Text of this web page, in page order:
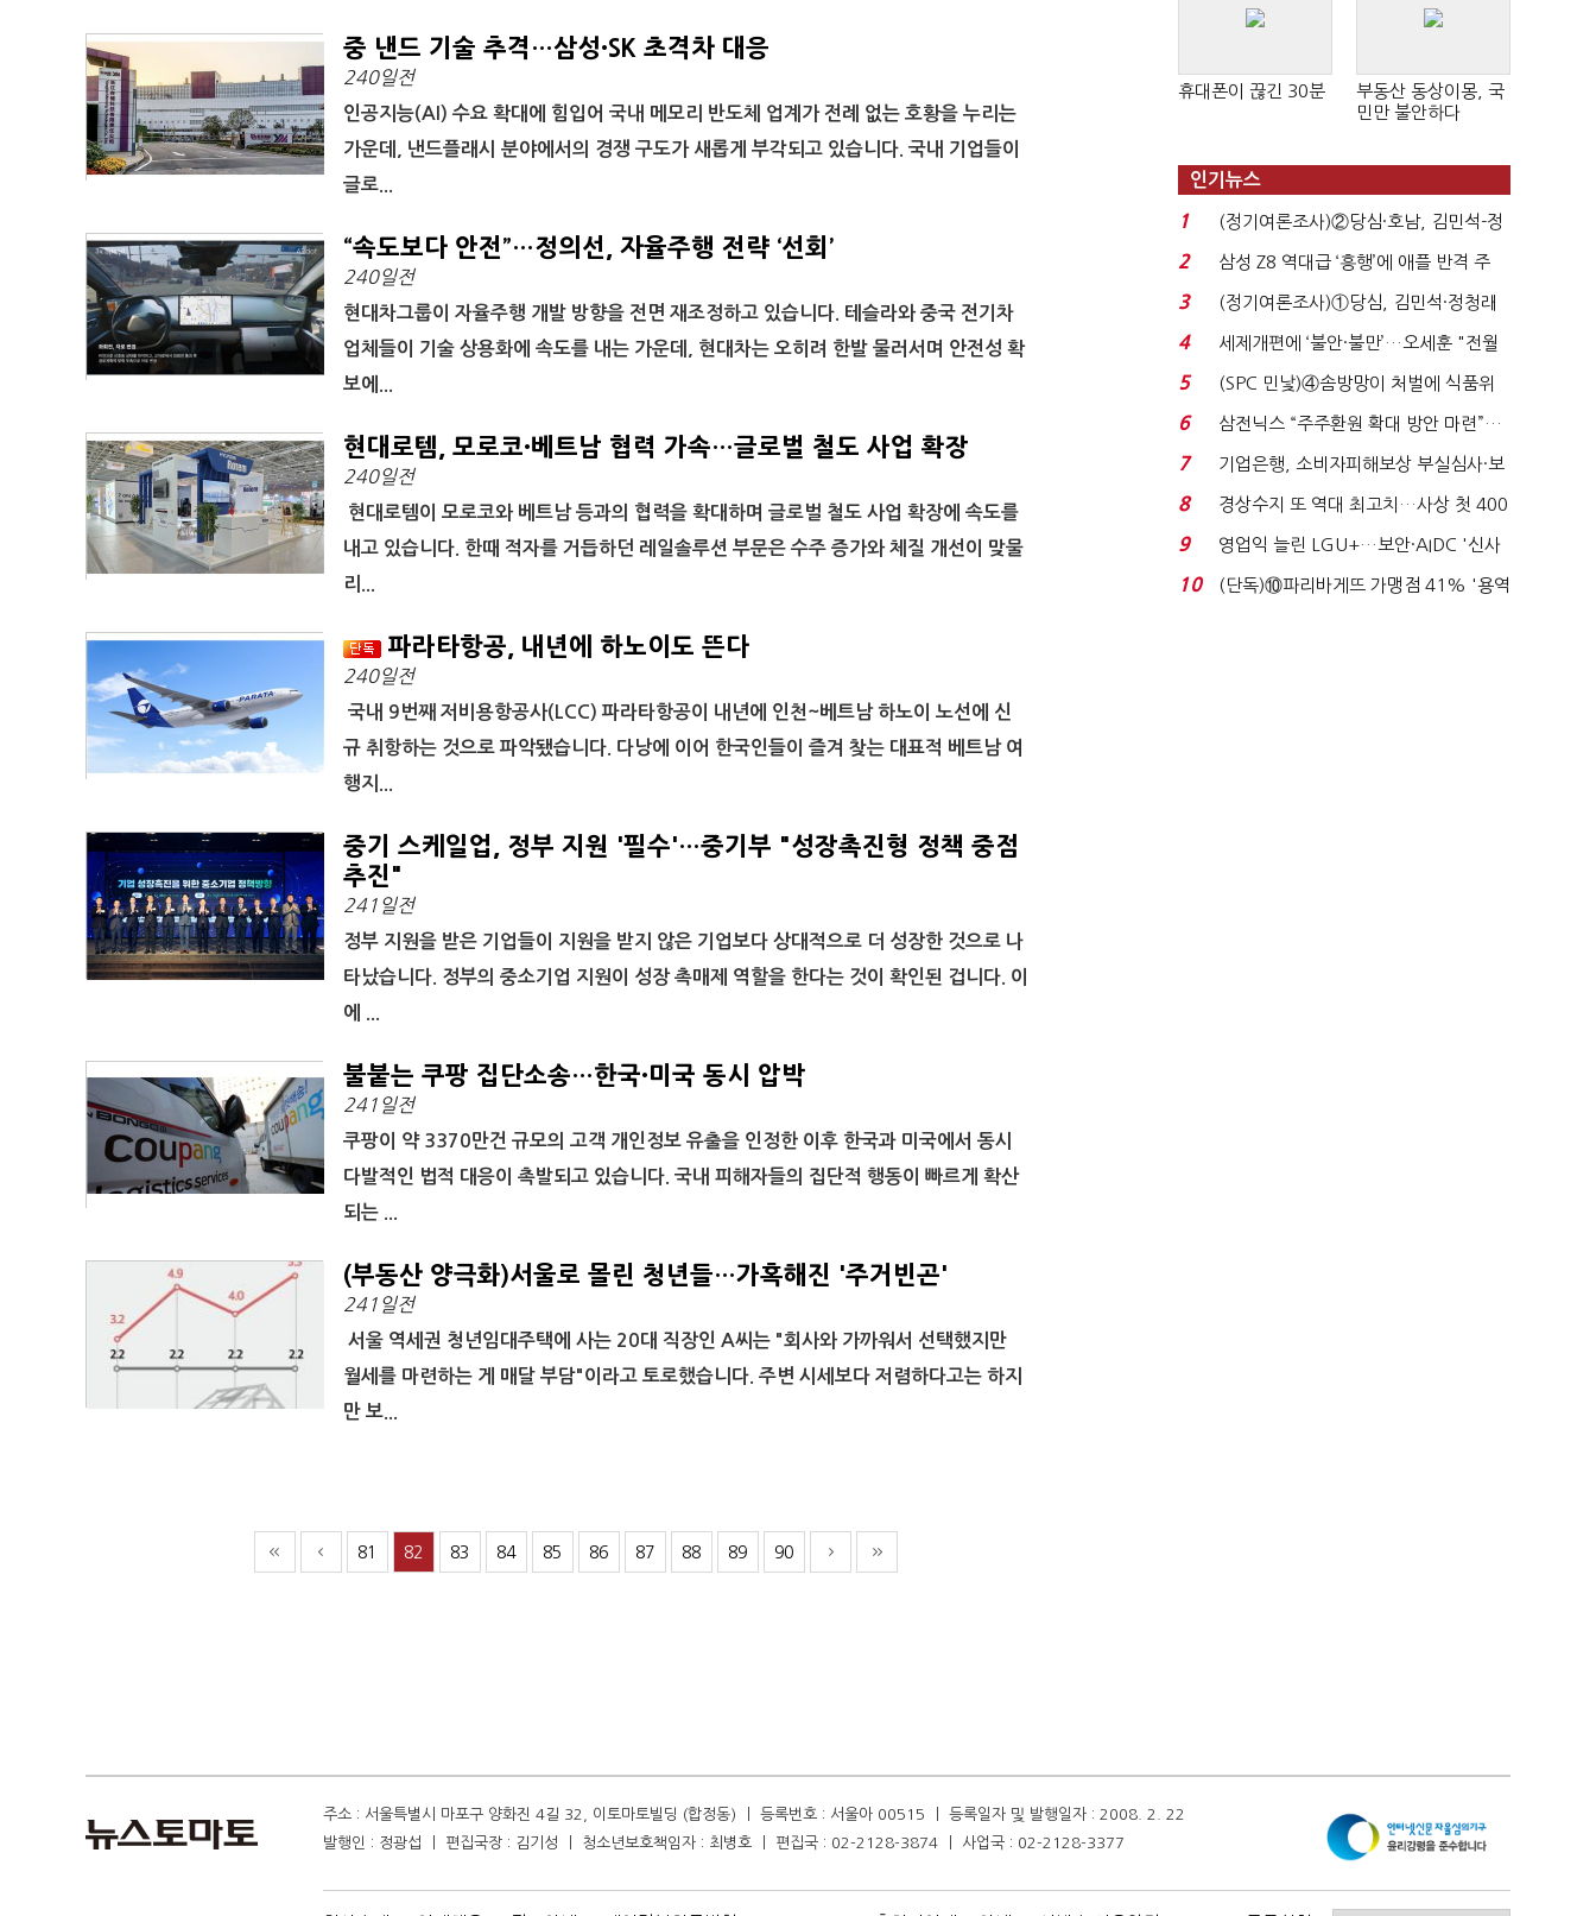
중 낸드 기술 추격…삼성·SK 초격차 대응
240일전
인공지능(AI) 수요 확대에 힘입어 국내 메모리 반도체 업계가 전례 없는 호황을 누리는
가운데, 낸드플래시 분야에서의 경쟁 구도가 새롭게 부각되고 있습니다. 국내 기업들이
글로...
“속도보다 안전”…정의선, 자율주행 전략 ‘선회’
240일전
현대차그룹이 자율주행 개발 방향을 전면 재조정하고 있습니다. 테슬라와 중국 전기차
업체들이 기술 상용화에 속도를 내는 가운데, 현대차는 오히려 한발 물러서며 안전성 확
보에...
현대로템, 모로코·베트남 협력 가속…글로벌 철도 사업 확장
240일전
현대로템이 모로코와 베트남 등과의 협력을 확대하며 글로벌 철도 사업 확장에 속도를
내고 있습니다. 한때 적자를 거듭하던 레일솔루션 부문은 수주 증가와 체질 개선이 맞물
리...
파라타항공, 내년에 하노이도 뜬다
240일전
국내 9번째 저비용항공사(LCC) 파라타항공이 내년에 인천~베트남 하노이 노선에 신
규 취항하는 것으로 파악됐습니다. 다낭에 이어 한국인들이 즐겨 찾는 대표적 베트남 여
행지...
중기 스케일업, 정부 지원 '필수'…중기부 "성장촉진형 정책 중점
추진"
241일전
정부 지원을 받은 기업들이 지원을 받지 않은 기업보다 상대적으로 더 성장한 것으로 나
타났습니다. 정부의 중소기업 지원이 성장 촉매제 역할을 한다는 것이 확인된 겁니다. 이
에 ...
불붙는 쿠팡 집단소송…한국·미국 동시 압박
241일전
쿠팡이 약 3370만건 규모의 고객 개인정보 유출을 인정한 이후 한국과 미국에서 동시
다발적인 법적 대응이 촉발되고 있습니다. 국내 피해자들의 집단적 행동이 빠르게 확산
되는 ...
(부동산 양극화)서울로 몰린 청년들…가혹해진 '주거빈곤'
241일전
서울 역세권 청년임대주택에 사는 20대 직장인 A씨는 "회사와 가까워서 선택했지만
월세를 마련하는 게 매달 부담"이라고 토로했습니다. 주변 시세보다 저렴하다고는 하지
만 보...
81 82 83 84 85 86 87 88 89 90
휴대폰이 끊긴 30분
부동산 동상이몽, 국
민만 불안하다
인기뉴스
1
(정기여론조사)②당심·호남, 김민석-정
청래 '초접전'...
2
삼성 Z8 역대급 ‘흥행’에 애플 반격 주
목…9월 ‘폴...
3
(정기여론조사)①당심, 김민석·정청래
'초접전'…대통령 ...
4
세제개편에 ‘불안·불만’…오세훈 "전월
세 구하기 더 ...
5
(SPC 민낯)④솜방망이 처벌에 식품위
생법 위반 반복...
6
삼전닉스 “주주환원 확대 방안 마련”…
로이터에 성명...
7
기업은행, 소비자피해보상 부실심사·보
이스피싱 공시 ...
8
경상수지 또 역대 최고치…사상 첫 400
억달러에 '3% 성...
9
영업익 늘린 LGU+…보안·AIDC '신사
업 드라이브'...
10
(단독)⑩파리바게뜨 가맹점 41% '용역
주소 : 서울특별시 마포구 양화진 4길 32, 이토마토빌딩 (합정동) ㅣ 등록번호 : 서울아 00515 ㅣ 등록일자 및 발행일자 : 2008. 2. 22
발행인 : 정광섭 ㅣ 편집국장 : 김기성 ㅣ 청소년보호책임자 : 최병호 ㅣ 편집국 : 02-2128-3874 ㅣ 사업국 : 02-2128-3377